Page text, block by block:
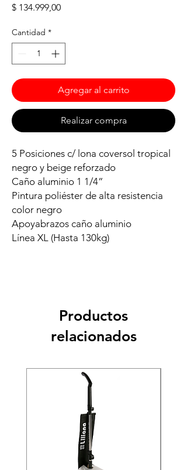
$ 134.999,00Precio
Cantidad *
Agregar al carrito
Realizar compra
5 Posiciones c/ lona coversol tropical
negro y beige reforzado
Caño aluminio 1 1/4”
Pintura poliéster de alta resistencia
color negro
Apoyabrazos caño aluminio
Línea XL (Hasta 130kg)
Productos
relacionados